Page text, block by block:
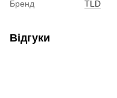
Бренд
TLD
Відгуки